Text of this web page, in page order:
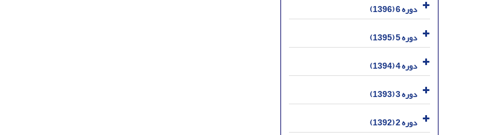
دوره 6 (1396)
دوره 5 (1395)
دوره 4 (1394)
دوره 3 (1393)
دوره 2 (1392)